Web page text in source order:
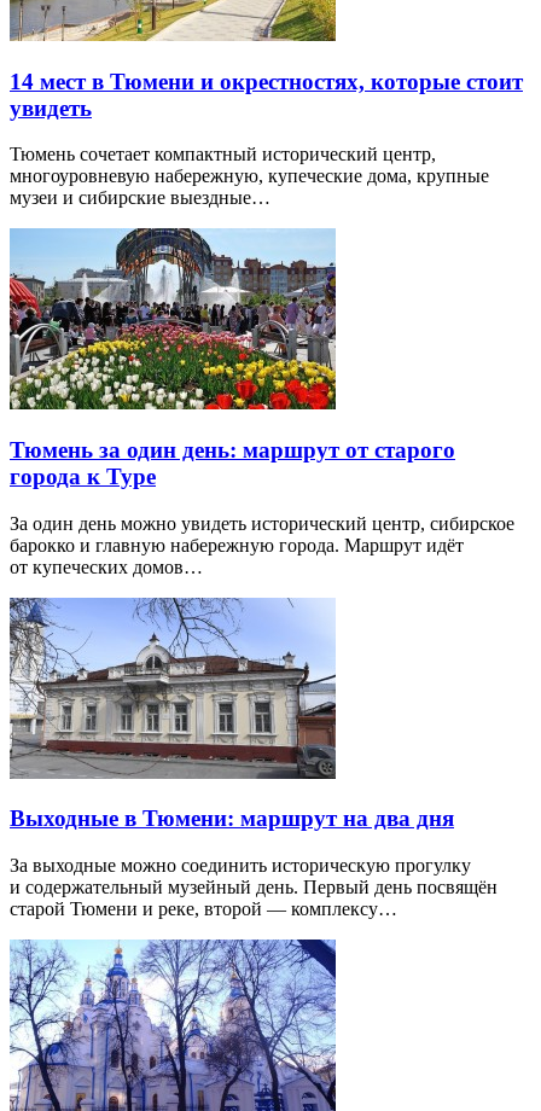
14 мест в Тюмени и окрестностях, которые стоит
увидеть
Тюмень сочетает компактный исторический центр,
многоуровневую набережную, купеческие дома, крупные
музеи и сибирские выездные…
Тюмень за один день: маршрут от старого
города к Туре
За один день можно увидеть исторический центр, сибирское
барокко и главную набережную города. Маршрут идёт
от купеческих домов…
Выходные в Тюмени: маршрут на два дня
За выходные можно соединить историческую прогулку
и содержательный музейный день. Первый день посвящён
старой Тюмени и реке, второй — комплексу…